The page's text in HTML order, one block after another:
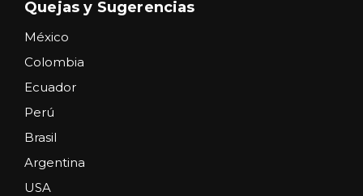
Quejas y Sugerencias
México
Colombia
Ecuador
Perú
Brasil
Argentina
USA